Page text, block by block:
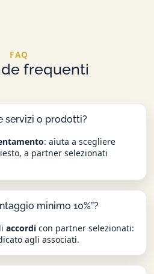
FAQ
frequenti
servizi o prodotti?
: aiuta a scegliere
a partner selezionati
minimo 10%”?
accordi con partner selezionati:
agli associati.